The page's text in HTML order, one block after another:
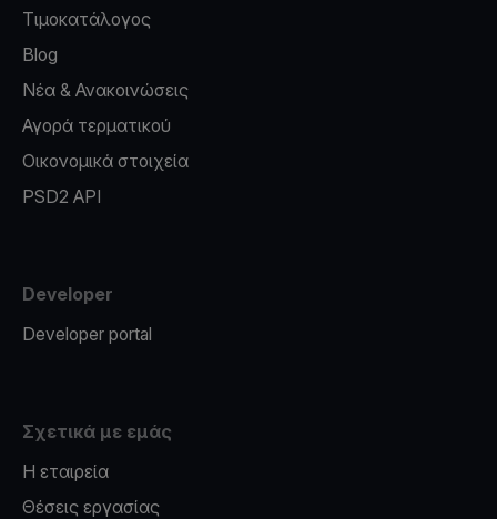
Τιμοκατάλογος
Blog
Νέα & Ανακοινώσεις
Αγορά τερματικού
Οικονομικά στοιχεία
PSD2 API
Developer
Developer portal
Σχετικά με εμάς
Η εταιρεία
Θέσεις εργασίας